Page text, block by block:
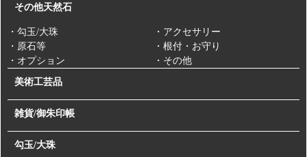
【 碧玉6mm玉 ピアス K18 】
1/29
1/28
明けましておめでとうございます。
旧年中は皆様より沢山のご支援ご愛顧を賜りましたこと、心より感
謝申し上げます。
る所存でございますので、変わらぬご支援ご愛顧のほど宜しくお願
これもひとえに皆様のご支援の賜物と深く感謝しております。
頭のご挨拶とさせていただきます。
本年も何卒よろしくお願い申し上げます。
その他天然石
・勾玉/大珠
・アクセサリー
・原石等
・根付・お守り
・オプション
・その他
美術工芸品
雑貨/御朱印帳
勾玉/大珠